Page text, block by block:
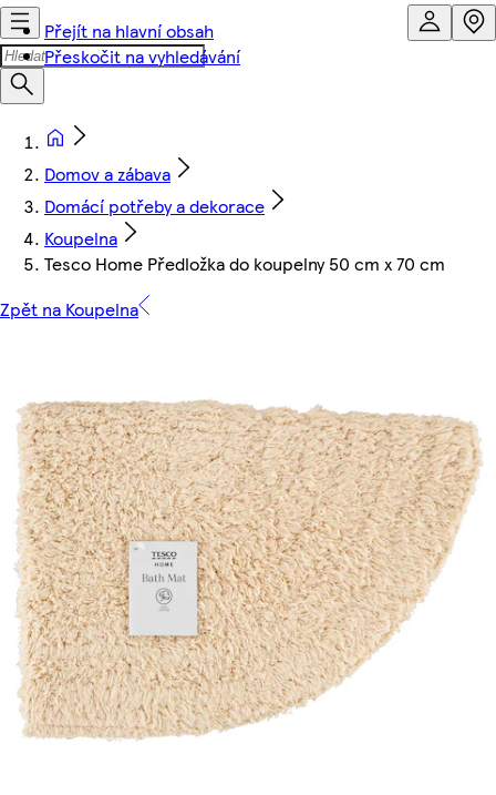
Přejít na hlavní obsah
Přeskočit na vyhledávání
Domov a zábava
Domácí potřeby a dekorace
Koupelna
Tesco Home Předložka do koupelny 50 cm x 70 cm
Zpět na Koupelna